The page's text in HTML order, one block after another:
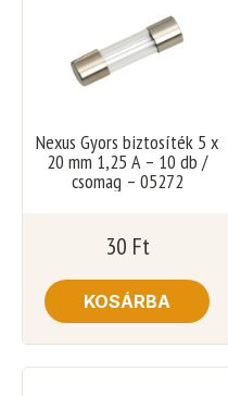
Nexus Gyors biztosíték 5 x
20 mm 1,25 A – 10 db /
csomag – 05272
30 Ft
KOSÁRBA